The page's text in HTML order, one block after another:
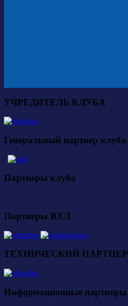
УЧРЕДИТЕЛЬ КЛУБА
Генеральный партнер клуба
Партнеры клуба
Партнеры ВХЛ
ТЕХНИЧЕСКИЙ ПАРТНЕР
Информационные партнеры